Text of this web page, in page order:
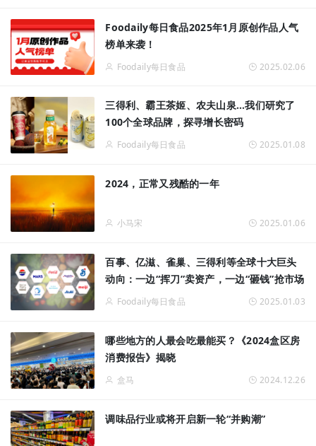
Foodaily每日食品2025年1月原创作品人气
榜单来袭！
Foodaily每日食品 2025.02.06
三得利、霸王茶姬、农夫山泉…我们研究了
100个全球品牌，探寻增长密码
Foodaily每日食品 2025.01.08
2024，正常又残酷的一年
小马宋 2025.01.06
百事、亿滋、雀巢、三得利等全球十大巨头
动向：一边“挥刀”卖资产，一边“砸钱”抢市场
Foodaily每日食品 2025.01.03
哪些地方的人最会吃最能买？《2024盒区房
消费报告》揭晓
盒马 2024.12.26
调味品行业或将开启新一轮“并购潮”